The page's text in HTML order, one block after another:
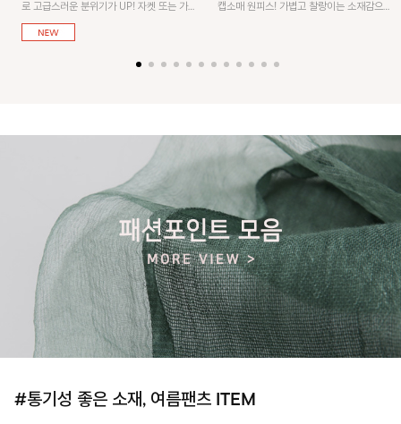
로 고급스러운 분위기가 UP! 자켓 또는 가디
건과 같이 매치해도 잘 어울린답니다!
캡소매 원피스! 가볍고 찰랑이는 소재감으로
#통기성 좋은 소재, 여름팬츠 ITEM